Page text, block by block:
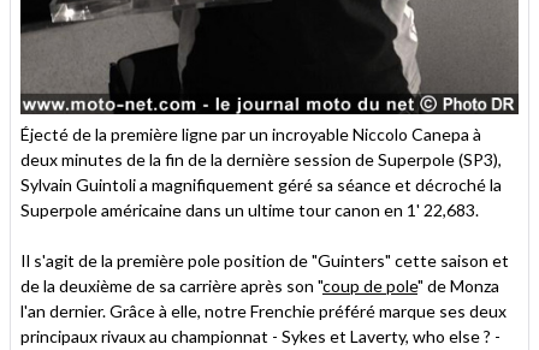
Éjecté de la première ligne par un incroyable Niccolo Canepa à
deux minutes de la fin de la dernière session de Superpole (SP3),
Sylvain Guintoli a magnifiquement géré sa séance et décroché la
Superpole américaine dans un ultime tour canon en 1' 22,683.
Il s'agit de la première pole position de "Guinters" cette saison et
de la deuxième de sa carrière après son "coup de pole" de Monza
l'an dernier. Grâce à elle, notre Frenchie préféré marque ses deux
principaux rivaux au championnat - Sykes et Laverty, who else ? -